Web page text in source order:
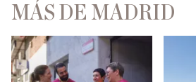
MÁS DE MADRID